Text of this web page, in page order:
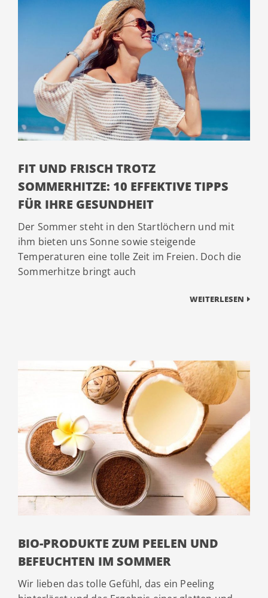
FIT UND FRISCH TROTZ
SOMMERHITZE: 10 EFFEKTIVE TIPPS
FÜR IHRE GESUNDHEIT
Der Sommer steht in den Startlöchern und mit
ihm bieten uns Sonne sowie steigende
Temperaturen eine tolle Zeit im Freien. Doch die
Sommerhitze bringt auch
WEITERLESEN
BIO-PRODUKTE ZUM PEELEN UND
BEFEUCHTEN IM SOMMER
Wir lieben das tolle Gefühl, das ein Peeling